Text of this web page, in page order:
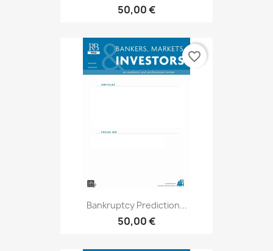
50,00 €
Bankruptcy Prediction...
50,00 €
favorite_border